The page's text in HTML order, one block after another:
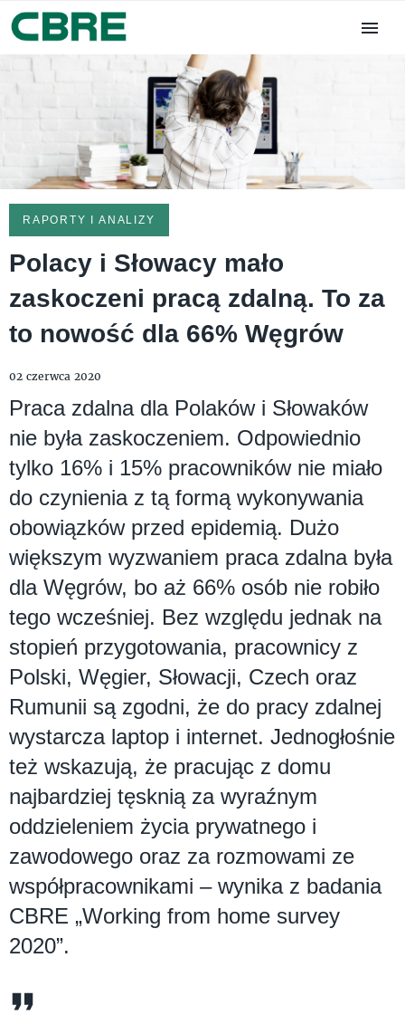
RAPORTY I ANALIZY
Polacy i Słowacy mało
zaskoczeni pracą zdalną. To za
to nowość dla 66% Węgrów
02 czerwca 2020
Praca zdalna dla Polaków i Słowaków
nie była zaskoczeniem. Odpowiednio
tylko 16% i 15% pracowników nie miało
do czynienia z tą formą wykonywania
obowiązków przed epidemią. Dużo
większym wyzwaniem praca zdalna była
dla Węgrów, bo aż 66% osób nie robiło
tego wcześniej. Bez względu jednak na
stopień przygotowania, pracownicy z
Polski, Węgier, Słowacji, Czech oraz
Rumunii są zgodni, że do pracy zdalnej
wystarcza laptop i internet. Jednogłośnie
też wskazują, że pracując z domu
najbardziej tęsknią za wyraźnym
oddzieleniem życia prywatnego i
zawodowego oraz za rozmowami ze
współpracownikami – wynika z badania
CBRE „Working from home survey
2020”.